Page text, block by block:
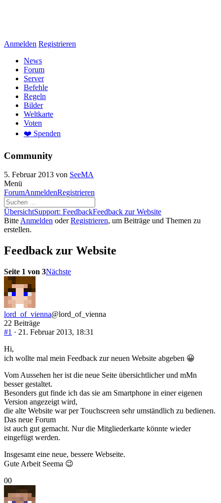
Anmelden Registrieren
News
Forum
Server
Befehle
Regeln
Bilder
Weltkarte
Voten
❤️ Spenden
Community
5. Februar 2013 von SeeMA
Menü
Forum-
Navigation
ForumAnmeldenRegistrieren
Forum-
Breadcrumbs
-
bist
hier:
ÜbersichtSupport: FeedbackFeedback zur Website
BitteAnmelden oderRegistrieren, um Beiträge und Themen zu
erstellen.
Feedback zur Website
Seite 1 von 3Nächste
lord_of_vienna@lord_of_vienna
22 Beiträge
#1 · 21. Februar 2013, 18:31
Hi,
ich wollte mal mein Feedback zur neuen Website abgeben 😀
Vom Aussehen her ist die neue Seite übersichtlicher und mMn
besser gestaltet.
Besonders gut finde ich das sie am Smartphone in einer eigenen
Version angezeigt wird,
die alte Website war per Touchscreen sehr umständlich zu bedienen.
Das neue Forum
ist auch gut gemacht. Nur die Mitgliederkarte könnte wieder
eingefügt werden.
Insgesamt eine neue, bessere Webseite.
Gute Arbeit Seema 😉
Anklicken
Daumen
0Anklicken
Daumen
0